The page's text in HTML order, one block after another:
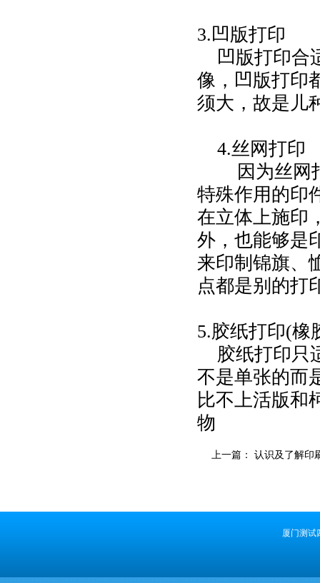
3.凹版打印
凹版打印合
像，凹版打印
须大，故是儿
4.丝网打印
因为丝网
特殊作用的印
在立体上施印
外，也能够是
来印制锦旗、
点都是别的打
5.胶纸打印(橡
胶纸打印只
不是单张的而
比不上活版和
物
上一篇： 认识及了解印
厦门测试